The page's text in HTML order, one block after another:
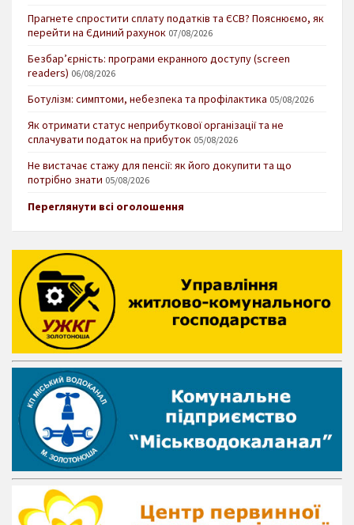
Прагнете спростити сплату податків та ЄСВ? Пояснюємо, як
перейти на Єдиний рахунок 07/08/2026
Безбар’єрність: програми екранного доступу (screen
readers) 06/08/2026
Ботулізм: симптоми, небезпека та профілактика 05/08/2026
Як отримати статус неприбуткової організації та не
сплачувати податок на прибуток 05/08/2026
Не вистачає стажу для пенсії: як його докупити та що
потрібно знати 05/08/2026
Переглянути всі оголошення